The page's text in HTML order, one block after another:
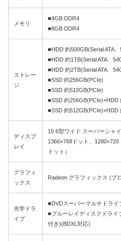
メモリ
■4GB DDR4
■8GB DDR4
ストレー
ジ
■HDD 約500GB(Serial ATA
■HDD 約1TB(Serial ATA、
■HDD 約2TB(Serial ATA、
■SSD 約256GB(PCIe)
■SSD 約512GB(PCIe)
■SSD 約256GB(PCIe)+HDD
■SSD 約512GB(PCIe)+HDD
ディスプ
レイ
15.6型ワイド スーパーシャ
1366×768ドット、
ドット）
グラフィ
ックス
Radeon グラフィックス (プ
光学ドラ
イブ
■DVDスーパーマルチドライ
■ブルーレイディスクドライ
付き)(BDXL対応)